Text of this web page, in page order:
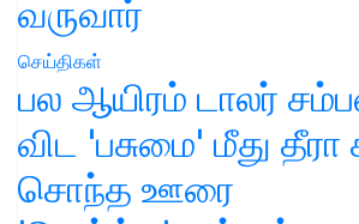
வருவார்
செய்திகள்
பல ஆயிரம் டாலர்
விட 'பசுமை' மீது
சொந்த ஊரை